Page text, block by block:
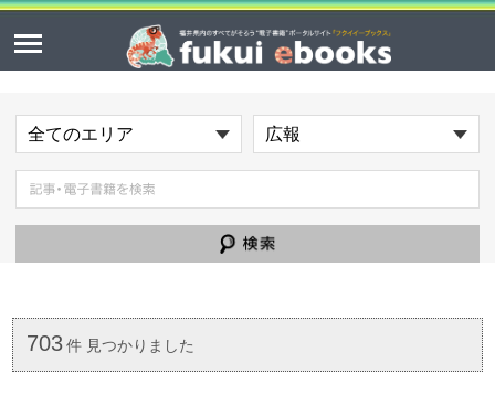
703 件 見つかりました